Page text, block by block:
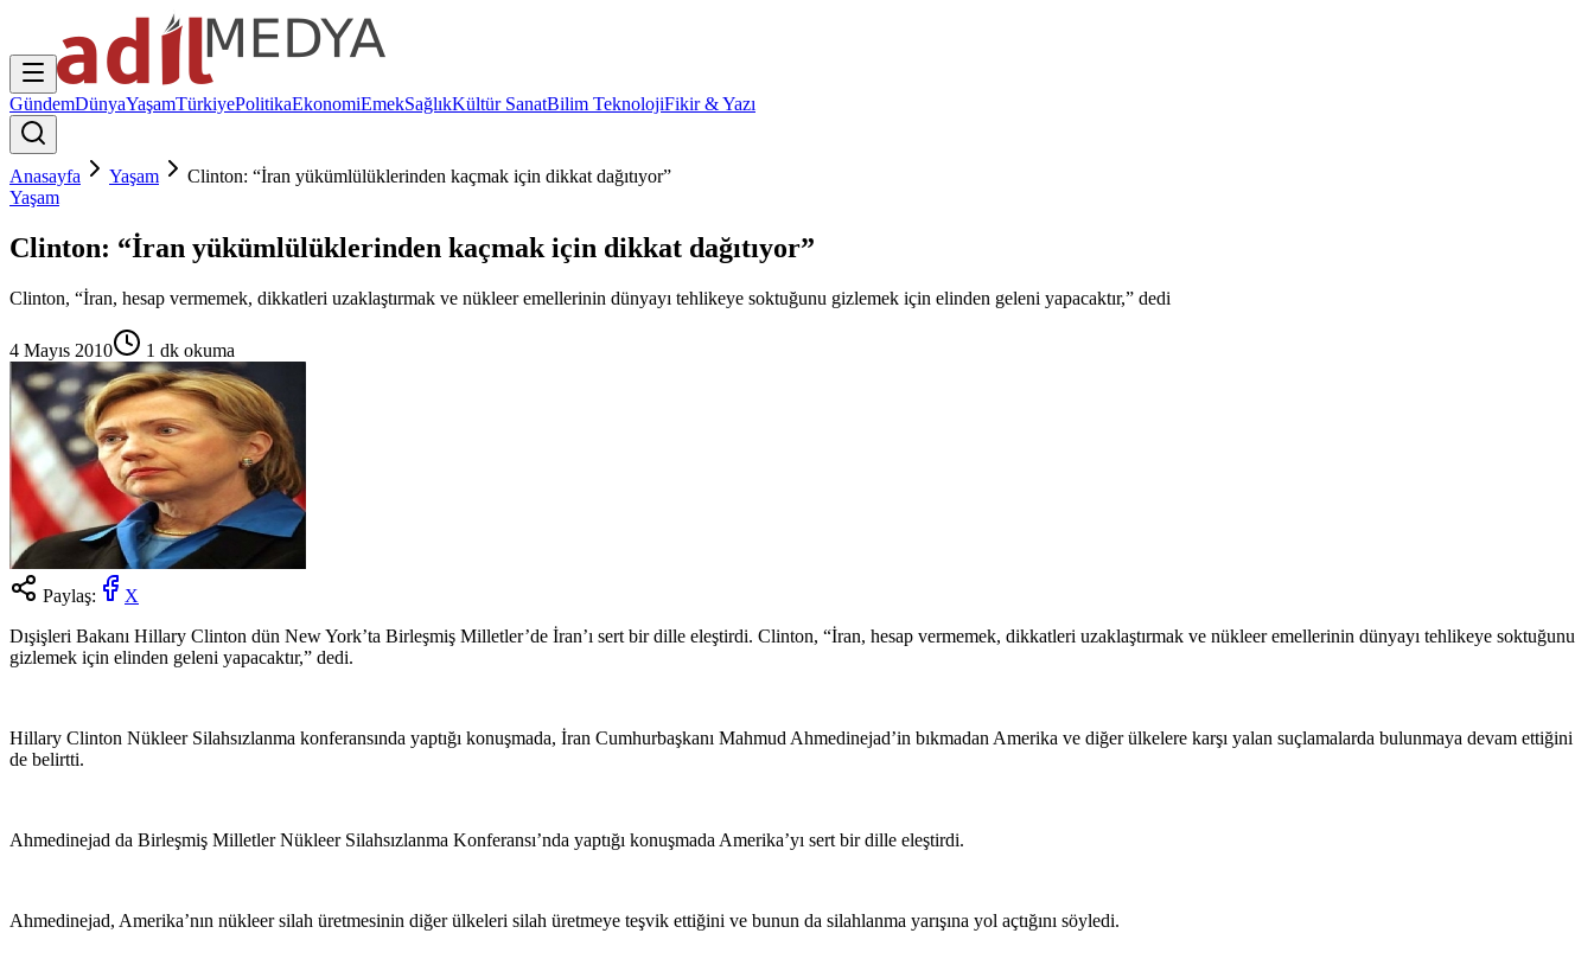
GündemDünyaYaşamTürkiyePolitikaEkonomiEmekSağlıkKültür SanatBilim TeknolojiFikir & Yazı
Anasayfa Yaşam
Clinton: “İran yükümlülüklerinden kaçmak için dikkat dağıtıyor”
Yaşam
Clinton: “İran yükümlülüklerinden kaçmak için dikkat dağıtıyor”
Clinton, “İran, hesap vermemek, dikkatleri uzaklaştırmak ve nükleer emellerinin dünyayı tehlikeye soktuğunu gizlemek için elinden geleni yapacaktır,” dedi
4 Mayıs 2010 1 dk okuma
Paylaş:
X
Dışişleri Bakanı Hillary Clinton dün New York’ta Birleşmiş Milletler’de İran’ı sert bir dille eleştirdi. Clinton, “İran, hesap vermemek, dikkatleri uzaklaştırmak ve nükleer emellerinin dünyayı tehlikeye soktuğunu
gizlemek için elinden geleni yapacaktır,” dedi.
Hillary Clinton Nükleer Silahsızlanma konferansında yaptığı konuşmada, İran Cumhurbaşkanı Mahmud Ahmedinejad’in bıkmadan Amerika ve diğer ülkelere karşı yalan suçlamalarda bulunmaya devam ettiğini
de belirtti.
Ahmedinejad da Birleşmiş Milletler Nükleer Silahsızlanma Konferansı’nda yaptığı konuşmada Amerika’yı sert bir dille eleştirdi.
Ahmedinejad, Amerika’nın nükleer silah üretmesinin diğer ülkeleri silah üretmeye teşvik ettiğini ve bunun da silahlanma yarışına yol açtığını söyledi.